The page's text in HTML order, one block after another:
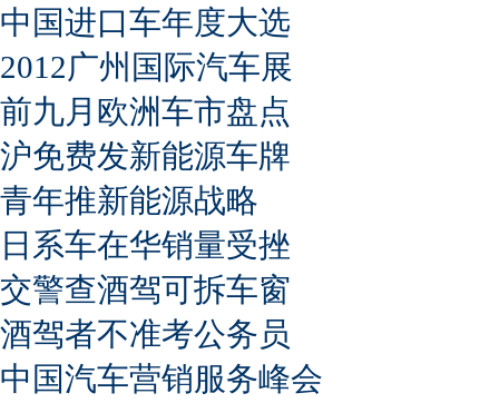
中国进口车年度大选
2012广州国际汽车展
前九月欧洲车市盘点
沪免费发新能源车牌
青年推新能源战略
日系车在华销量受挫
交警查酒驾可拆车窗
酒驾者不准考公务员
中国汽车营销服务峰会